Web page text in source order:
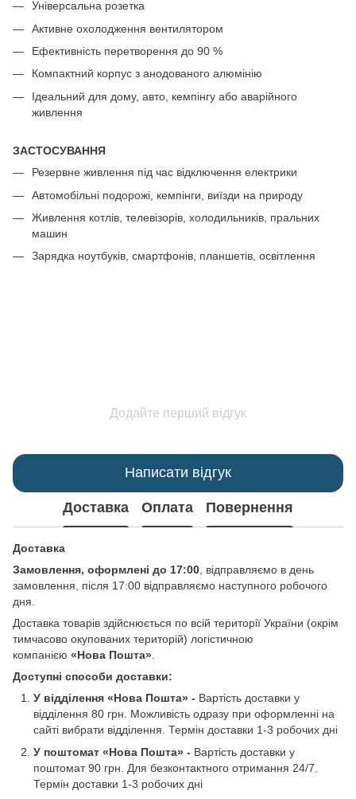
Універсальна розетка
Активне охолодження вентилятором
Ефективність перетворення до 90 %
Компактний корпус з анодованого алюмінію
Ідеальний для дому, авто, кемпінгу або аварійного
живлення
ЗАСТОСУВАННЯ
Резервне живлення під час відключення електрики
Автомобільні подорожі, кемпінги, виїзди на природу
Живлення котлів, телевізорів, холодильників, пральних
машин
Зарядка ноутбуків, смартфонів, планшетів, освітлення
Додайте перший відгук
Написати відгук
Доставка Оплата Повернення
Доставка
Замовлення, оформлені до 17:00 , відправляємо в день
замовлення, після 17:00 відправляємо наступного робочого
дня.
Доставка товарів здійснюється по всій території України (окрім
тимчасово окупованих територій) логістичною
компанією «Нова Пошта»
Доступні способи доставки:
У відділення «Нова Пошта» - Вартість доставки у
відділення 80 грн. Можливість одразу при оформленні на
сайті вибрати відділення. Термін доставки 1-3 робочих дні
У поштомат «Нова Пошта» - Вартість доставки у
поштомат 90 грн. Для безконтактного отримання 24/7.
Термін доставки 1-3 робочих дні